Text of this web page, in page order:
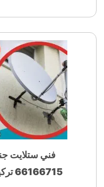
فني ستلايت
66166715 تركيب وصيانة 24 ساعة